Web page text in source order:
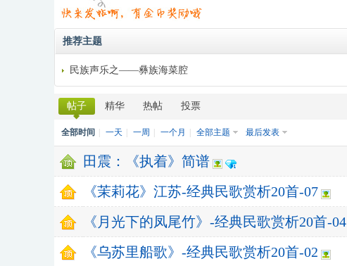
推荐主题
民族声乐之——彝族海菜腔
帖子
◆
精华 热帖 投票
全部时间 一天 一周 一个月 全部主题 最后发表
田震：《执着》简谱
《茉莉花》江苏-经典民歌赏析20首-07
《月光下的凤尾竹》-经典民歌赏析20首-04
《乌苏里船歌》-经典民歌赏析20首-02